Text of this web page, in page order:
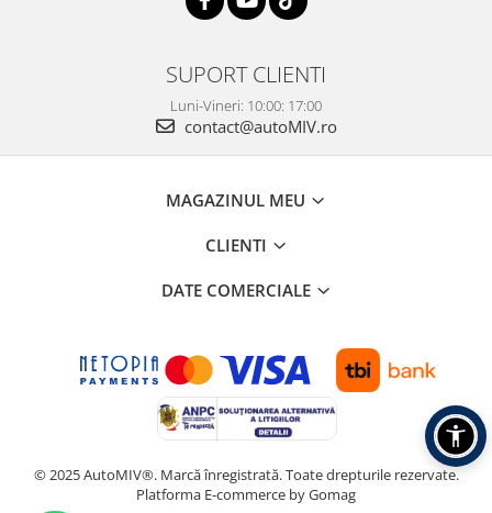
SUPORT CLIENTI
Luni-Vineri: 10:00: 17:00
contact@autoMIV.ro
MAGAZINUL MEU
CLIENTI
DATE COMERCIALE
© 2025 AutoMIV®. Marcă înregistrată. Toate drepturile rezervate.
Platforma E-commerce by Gomag